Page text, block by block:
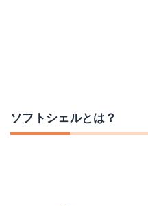
ソフトシェルとは？